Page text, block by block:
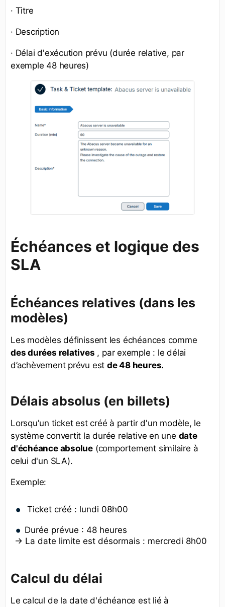
· Titre
· Description
· Délai d'exécution prévu (durée relative, par
exemple 48 heures)
Échéances et logique des
SLA
Échéances relatives (dans les
modèles)
Les modèles définissent les échéances comme
des durées relatives , par exemple : le délai
d’achèvement prévu est de 48 heures.
Délais absolus (en billets)
Lorsqu'un ticket est créé à partir d'un modèle, le
système convertit la durée relative en une date
d'échéance absolue (comportement similaire à
celui d'un SLA).
Exemple:
Ticket créé : lundi 08h00
Durée prévue : 48 heures
→ La date limite est désormais : mercredi 8h00
Calcul du délai
Le calcul de la date d'échéance est lié à